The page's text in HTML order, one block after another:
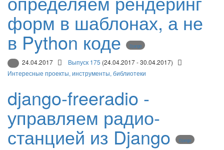
форм в шаблонах, а не
в Python коде Django
24.04.2017 Выпуск 175 (24.04.2017 - 30.04.2017)
Интересные проекты, инструменты, библиотеки
django-freeradio -
управляем радио-
станцией из Django Django